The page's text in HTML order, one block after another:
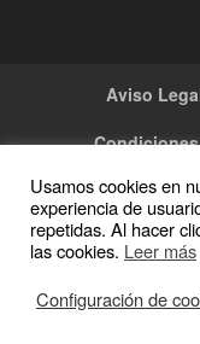
Aviso
Copyright
Usamos cookies en
experiencia de
repetidas. Al hacer
las cookies. Leer más
Configuración de